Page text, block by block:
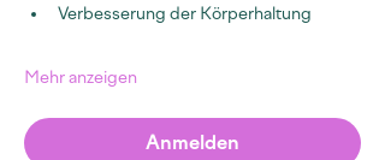
Verbesserung der Körperhaltung
Mehr anzeigen
Anmelden